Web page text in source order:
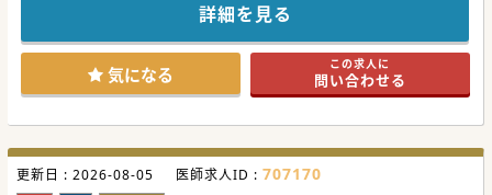
物忘れ外来、訪問診療など、
地域のニーズに合わせて手広く診療を展開しており、
今回は訪問診療を主軸にご対応いただける先生を求めての募
集となります。
詳細を見る
気になる この求人に
問い合わせる
更新日 : 2026-08-05 医師求人ID : 707170